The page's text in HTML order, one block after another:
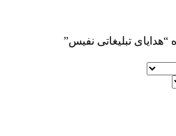
تبلیغاتی نفیس”